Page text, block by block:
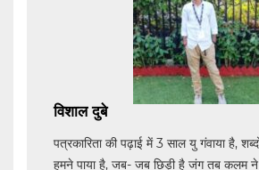
विशाल दुबे
पत्रकारिता की पढ़ाई में 3 साल यु गंवाया है,
हमने पाया है, जब- जब छिड़ी है जंग तब कलम ने